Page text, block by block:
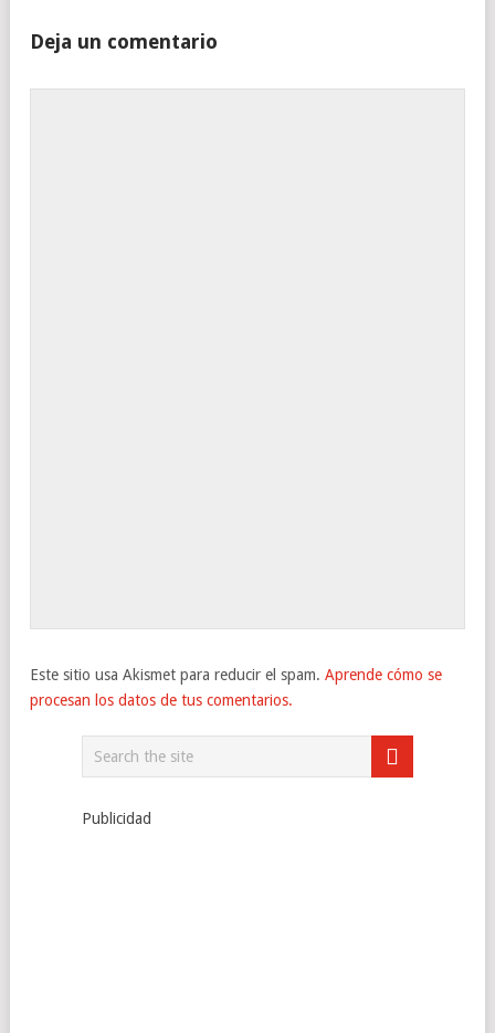
Deja un comentario
Este sitio usa Akismet para reducir el spam. Aprende cómo se
procesan los datos de tus comentarios.
Publicidad